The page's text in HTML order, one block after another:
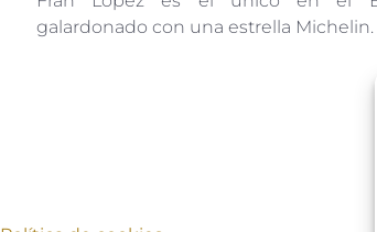
galardonado con una estrella Michelin.